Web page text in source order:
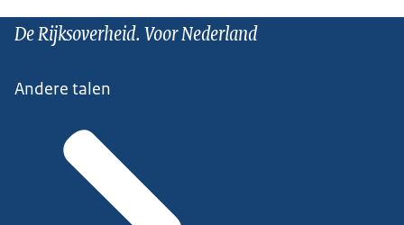
De Rijksoverheid. Voor Nederland
Andere talen